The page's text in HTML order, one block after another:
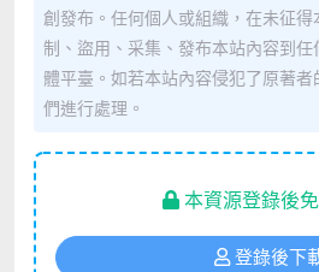
創發布。任何個人或組織，在未征
制、盜用、采集、發布本站內容到
體平臺。如若本站內容侵犯了原著
們進行處理。
本資源登錄後
登錄後下